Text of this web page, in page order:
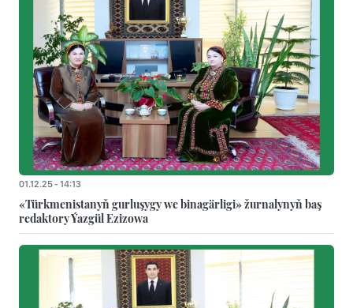
01.12.25 - 14:13
«Türkmenistanyň gurluşygy we binagärligi» žurnalynyň baş
redaktory Ýazgül Ezizowa